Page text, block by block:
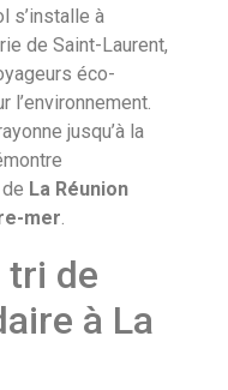
s’installe à
de Saint-Laurent,
éco-
l’environnement.
jusqu’à la
La Réunion
mer.
tri de
à La